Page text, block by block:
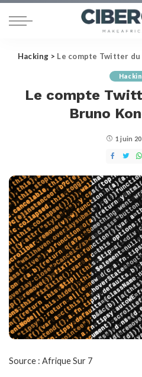
Hacking > Le compte Twitter du
Le compte
Bruno
1 juin
Source : Afrique Sur 7